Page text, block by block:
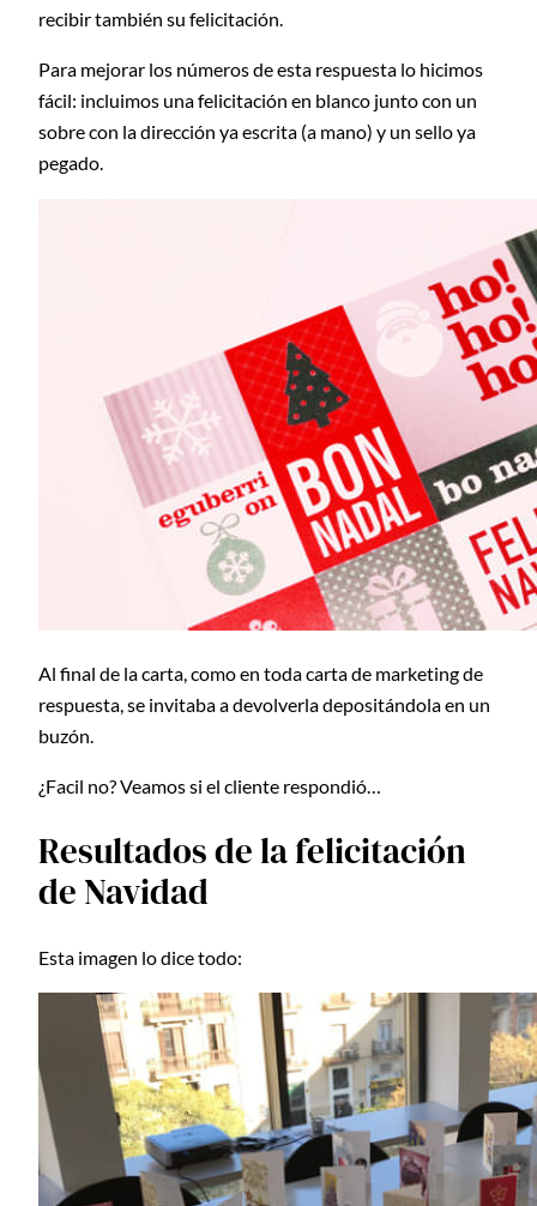
recibir también su felicitación.
Para mejorar los números de esta respuesta lo hicimos
fácil: incluimos una felicitación en blanco junto con un
sobre con la dirección ya escrita (a mano) y un sello ya
pegado.
Al final de la carta, como en toda carta de marketing de
respuesta, se invitaba a devolverla depositándola en un
buzón.
¿Facil no? Veamos si el cliente respondió…
Resultados de la felicitación
de Navidad
Esta imagen lo dice todo: